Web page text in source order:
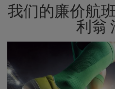
我们的廉价航
利翁